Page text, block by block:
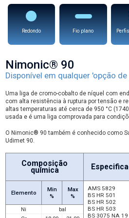
Redondo Fio plano
Nimonic® 90
Disponível em qualquer 'opção
Uma liga de cromo-cobalto de níquel com
com alta resistência à ruptura por tensão e
altas temperaturas até cerca de 950 °C
usada e é uma liga comprovada para
O Nimonic® 90 também é conhecido como
Udimet 90.
Composição
química
Elemento
Min
%
Max
%
Ni
bal
AMS 5829
BS HR 501
BS HR 502
BS HR 503
BS 3075 NA 19